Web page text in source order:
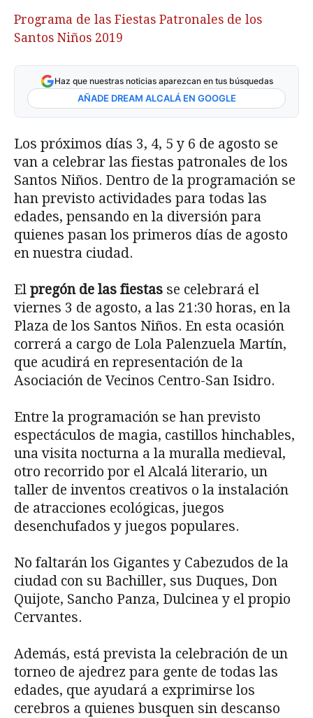
Programa de las Fiestas Patronales de los
Santos Niños 2019
Haz que nuestras noticias aparezcan en tus búsquedas
AÑADE DREAM ALCALÁ EN GOOGLE
Los próximos días 3, 4, 5 y 6 de agosto se
van a celebrar las fiestas patronales de los
Santos Niños. Dentro de la programación se
han previsto actividades para todas las
edades, pensando en la diversión para
quienes pasan los primeros días de agosto
en nuestra ciudad.
El pregón de las fiestas se celebrará el
viernes 3 de agosto, a las 21:30 horas, en la
Plaza de los Santos Niños. En esta ocasión
correrá a cargo de Lola Palenzuela Martín,
que acudirá en representación de la
Asociación de Vecinos Centro-San Isidro.
Entre la programación se han previsto
espectáculos de magia, castillos hinchables,
una visita nocturna a la muralla medieval,
otro recorrido por el Alcalá literario, un
taller de inventos creativos o la instalación
de atracciones ecológicas, juegos
desenchufados y juegos populares.
No faltarán los Gigantes y Cabezudos de la
ciudad con su Bachiller, sus Duques, Don
Quijote, Sancho Panza, Dulcinea y el propio
Cervantes.
Además, está prevista la celebración de un
torneo de ajedrez para gente de todas las
edades, que ayudará a exprimirse los
cerebros a quienes busquen sin descanso